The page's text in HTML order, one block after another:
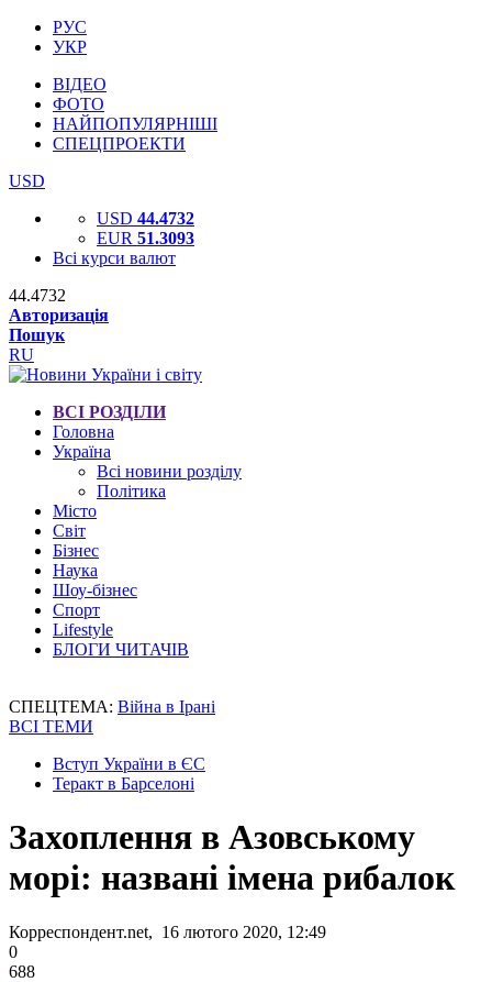
РУС
УКР
ВІДЕО
ФОТО
НАЙПОПУЛЯРНІШІ
СПЕЦПРОЕКТИ
USD
USD 44.4732
EUR 51.3093
Всі курси валют
44.4732
Авторизація
Пошук
RU
ВСІ РОЗДІЛИ
Головна
Україна
Всі новини розділу
Політика
Місто
Світ
Бізнес
Наука
Шоу-бізнес
Спорт
Lifestyle
БЛОГИ ЧИТАЧІВ
СПЕЦТЕМА: Війна в Ірані
ВСІ ТЕМИ
Вступ України в ЄС
Теракт в Барселоні
Захоплення в Азовському
морі: названі імена рибалок
Корреспондент.net, 16 лютого 2020, 12:49
0
688